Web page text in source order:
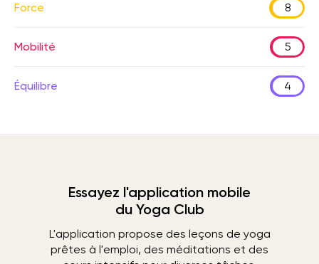
Force 8
Mobilité 5
Équilibre 4
Essayez l'application mobile
du Yoga Club
L'application propose des leçons de yoga
prêtes à l'emploi, des méditations et des